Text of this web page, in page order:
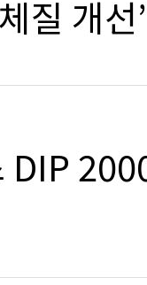
질 개선’
DIP